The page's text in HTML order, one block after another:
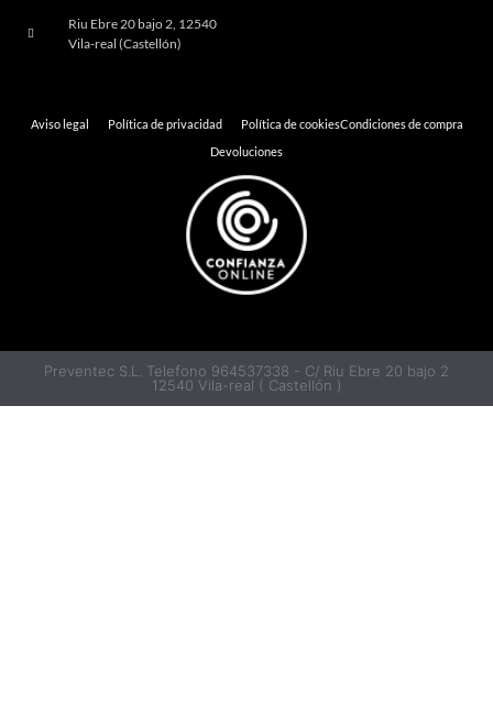
Riu Ebre 20 bajo 2, 12540
Vila-real (Castellón)
Aviso legal Política de privacidad Política de cookiesCondiciones de compra
Devoluciones
Preventec S.L. Telefono 964537338 - C/ Riu Ebre 20 bajo 2
12540 Vila-real ( Castellón )